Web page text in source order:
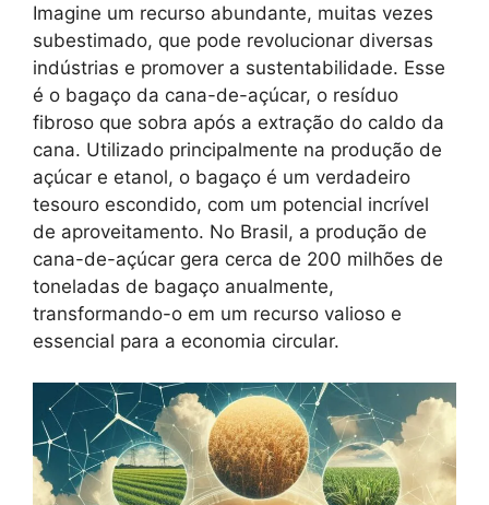
Imagine um recurso abundante, muitas vezes
subestimado, que pode revolucionar diversas
indústrias e promover a sustentabilidade. Esse
é o bagaço da cana-de-açúcar, o resíduo
fibroso que sobra após a extração do caldo da
cana. Utilizado principalmente na produção de
açúcar e etanol, o bagaço é um verdadeiro
tesouro escondido, com um potencial incrível
de aproveitamento. No Brasil, a produção de
cana-de-açúcar gera cerca de 200 milhões de
toneladas de bagaço anualmente,
transformando-o em um recurso valioso e
essencial para a economia circular.